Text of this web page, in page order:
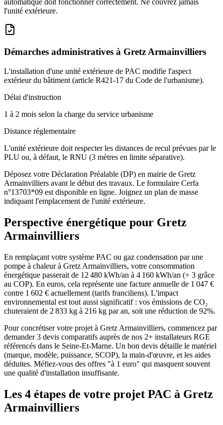
l'unité extérieure.
Démarches administratives à Gretz Armainvilliers
L'installation d'une unité extérieure de PAC modifie l'aspect
extérieur du bâtiment (article R421-17 du Code de l'urbanisme).
Délai d'instruction
1 à 2 mois selon la charge du service urbanisme
Distance réglementaire
L'unité extérieure doit respecter les distances de recul prévues par le
PLU ou, à défaut, le RNU (3 mètres en limite séparative).
Déposez votre Déclaration Préalable (DP) en mairie de Gretz
Armainvilliers avant le début des travaux. Le formulaire Cerfa
n°13703*09 est disponible en ligne. Joignez un plan de masse
indiquant l'emplacement de l'unité extérieure.
Perspective énergétique pour Gretz
Armainvilliers
En remplaçant votre système PAC ou gaz condensation par une
pompe à chaleur à Gretz Armainvilliers, votre consommation
énergétique passerait de 12 480 kWh/an à 4 160 kWh/an (÷ 3 grâce
au COP). En euros, cela représente une facture annuelle de 1 047 €
contre 1 602 € actuellement (tarifs franciliens). L'impact
environnemental est tout aussi significatif : vos émissions de CO₂
chuteraient de 2 833 kg à 216 kg par an, soit une réduction de 92%.
Pour concrétiser votre projet à Gretz Armainvilliers, commencez par
demander 3 devis comparatifs auprès de nos 2+ installateurs RGE
référencés dans le Seine-Et-Marne. Un bon devis détaille le matériel
(marque, modèle, puissance, SCOP), la main-d'œuvre, et les aides
déduites. Méfiez-vous des offres "à 1 euro" qui masquent souvent
une qualité d'installation insuffisante.
Les 4 étapes de votre projet PAC à Gretz
Armainvilliers